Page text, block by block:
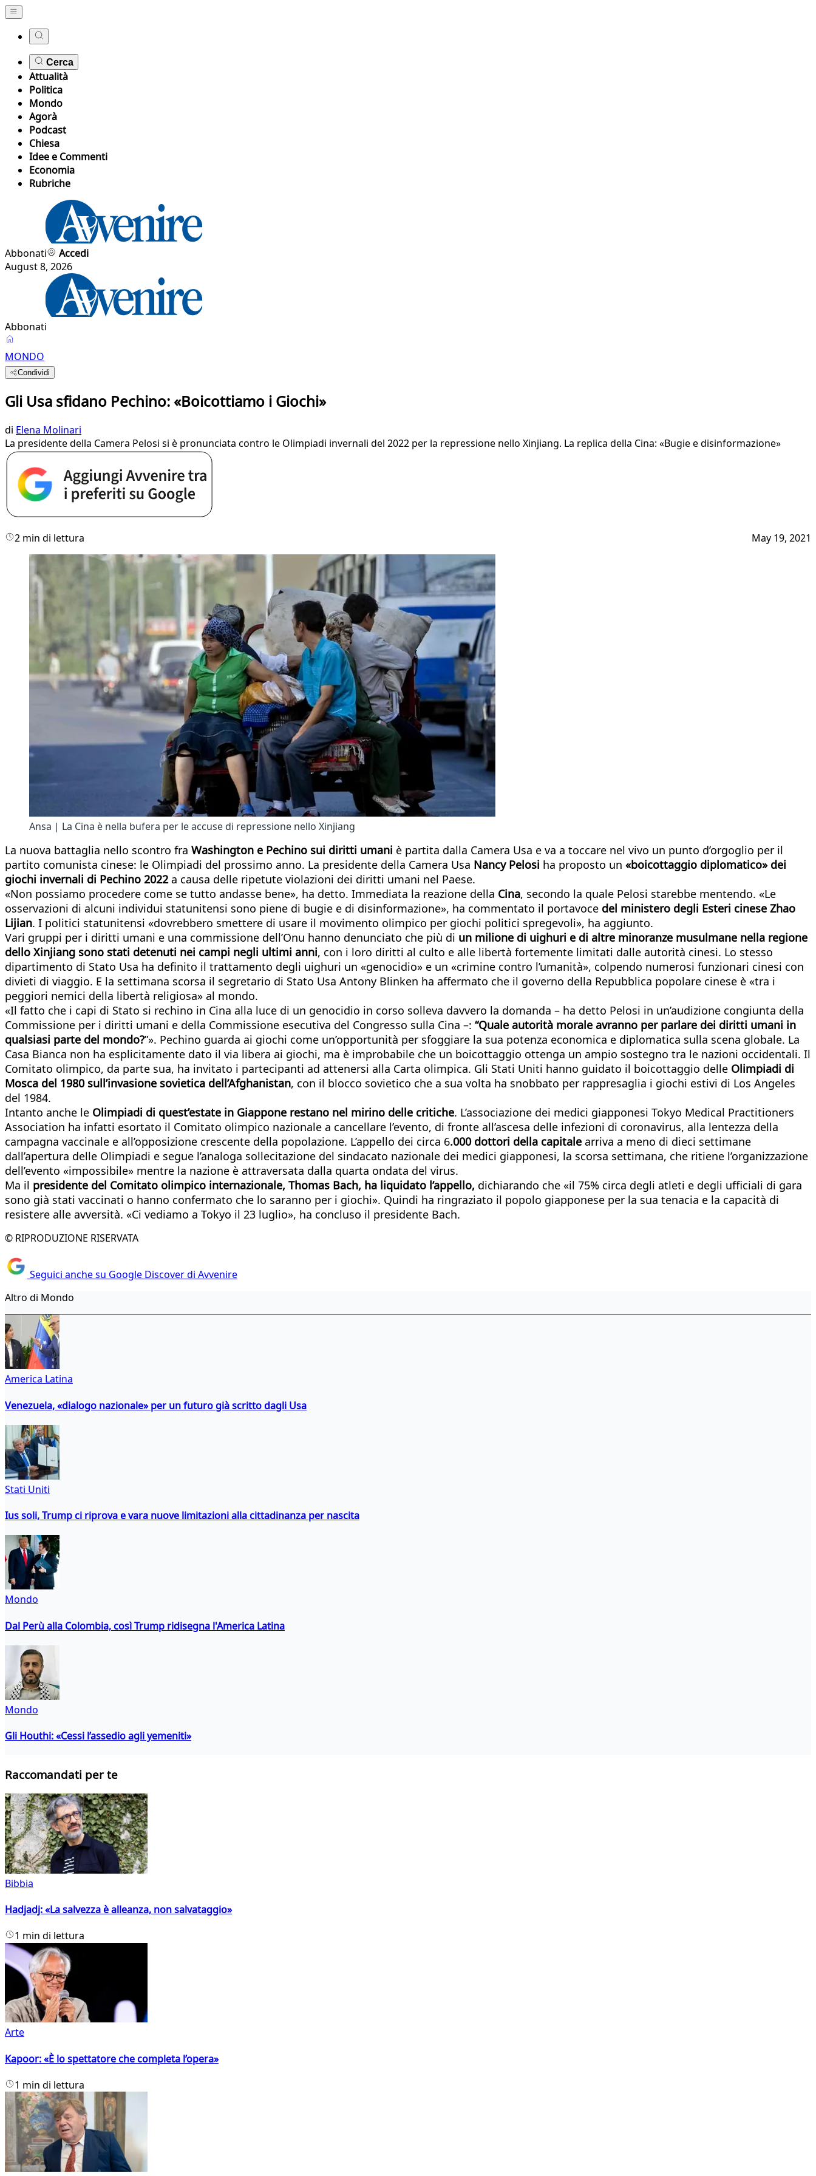
Cerca
Attualità
Politica
Mondo
Agorà
Podcast
Chiesa
Idee e Commenti
Economia
Rubriche
Abbonati
Accedi
August 8, 2026
Abbonati
MONDO
Condividi
Gli Usa sfidano Pechino: «Boicottiamo i Giochi»
di Elena Molinari
La presidente della Camera Pelosi si è pronunciata contro le Olimpiadi invernali del 2022 per la repressione nello Xinjiang. La replica della Cina: «Bugie e disinformazione»
2 min di lettura May 19, 2021
Ansa | La Cina è nella bufera per le accuse di repressione nello Xinjiang
La nuova battaglia nello scontro fra Washington e Pechino sui diritti umani è partita dalla Camera Usa e va a toccare nel vivo un punto d’orgoglio per il
partito comunista cinese: le Olimpiadi del prossimo anno. La presidente della Camera Usa Nancy Pelosi ha proposto un «boicottaggio diplomatico» dei
giochi invernali di Pechino 2022a causa delle ripetute violazioni dei diritti umani nel Paese.
«Non possiamo procedere come se tutto andasse bene», ha detto. Immediata la reazione della Cina, secondo la quale Pelosi starebbe mentendo. «Le
osservazioni di alcuni individui statunitensi sono piene di bugie e di disinformazione», ha commentato il portavoce del ministero degli Esteri cinese Zhao
Lijian. I politici statunitensi «dovrebbero smettere di usare il movimento olimpico per giochi politici spregevoli», ha aggiunto.
Vari gruppi per i diritti umani e una commissione dell’Onu hanno denunciato che più di un milione di uighuri e di altre minoranze musulmane nella regione
dello Xinjiang sono stati detenuti nei campi negli ultimi anni, con i loro diritti al culto e alle libertà fortemente limitati dalle autorità cinesi. Lo stesso
dipartimento di Stato Usa ha definito il trattamento degli uighuri un «genocidio» e un «crimine contro l’umanità», colpendo numerosi funzionari cinesi con
divieti di viaggio. E la settimana scorsa il segretario di Stato Usa Antony Blinken ha affermato che il governo della Repubblica popolare cinese è «tra i
peggiori nemici della libertà religiosa» al mondo.
«Il fatto che i capi di Stato si rechino in Cina alla luce di un genocidio in corso solleva davvero la domanda – ha detto Pelosi in un’audizione congiunta della
Commissione per i diritti umani e della Commissione esecutiva del Congresso sulla Cina –: “Quale autorità morale avranno per parlare dei diritti umani in
qualsiasi parte del mondo?”». Pechino guarda ai giochi come un’opportunità per sfoggiare la sua potenza economica e diplomatica sulla scena globale. La
Casa Bianca non ha esplicitamente dato il via libera ai giochi, ma è improbabile che un boicottaggio ottenga un ampio sostegno tra le nazioni occidentali. Il
Comitato olimpico, da parte sua, ha invitato i partecipanti ad attenersi alla Carta olimpica. Gli Stati Uniti hanno guidato il boicottaggio delle Olimpiadi di
Mosca del 1980 sull’invasione sovietica dell’Afghanistan, con il blocco sovietico che a sua volta ha snobbato per rappresaglia i giochi estivi di Los Angeles
del 1984.
Intanto anche le Olimpiadi di quest’estate in Giappone restano nel mirino delle critiche. L’associazione dei medici giapponesi Tokyo Medical Practitioners
Association ha infatti esortato il Comitato olimpico nazionale a cancellare l’evento, di fronte all’ascesa delle infezioni di coronavirus, alla lentezza della
campagna vaccinale e all’opposizione crescente della popolazione. L’appello dei circa 6.000 dottori della capitale arriva a meno di dieci settimane
dall’apertura delle Olimpiadi e segue l’analoga sollecitazione del sindacato nazionale dei medici giapponesi, la scorsa settimana, che ritiene l’organizzazione
dell’evento «impossibile» mentre la nazione è attraversata dalla quarta ondata del virus.
Ma il presidente del Comitato olimpico internazionale, Thomas Bach, ha liquidato l’appello, dichiarando che «il 75% circa degli atleti e degli ufficiali di gara
sono già stati vaccinati o hanno confermato che lo saranno per i giochi». Quindi ha ringraziato il popolo giapponese per la sua tenacia e la capacità di
resistere alle avversità. «Ci vediamo a Tokyo il 23 luglio», ha concluso il presidente Bach.
© RIPRODUZIONE RISERVATA
Seguici anche su Google Discover di Avvenire
Altro di Mondo
America Latina
Venezuela, «dialogo nazionale» per un futuro già scritto dagli Usa
Stati Uniti
Ius soli, Trump ci riprova e vara nuove limitazioni alla cittadinanza per nascita
Mondo
Dal Perù alla Colombia, così Trump ridisegna l'America Latina
Mondo
Gli Houthi: «Cessi l’assedio agli yemeniti»
Raccomandati per te
Bibbia
Hadjadj: «La salvezza è alleanza, non salvataggio»
1 min di lettura
Arte
Kapoor: «È lo spettatore che completa l’opera»
1 min di lettura